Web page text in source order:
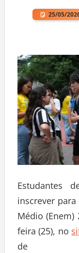
25/05/
Estudantes
inscrever
Médio
feira (25), no
de